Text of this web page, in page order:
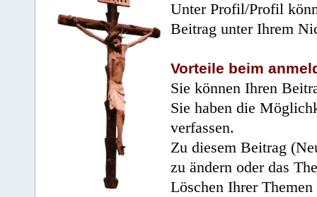
Unter Profil/Profil
Beitrag unter Ihrem
Vorteile beim
Sie können Ihren
Sie haben die
verfassen.
Zu diesem Beitrag
zu ändern oder das
Löschen Ihrer